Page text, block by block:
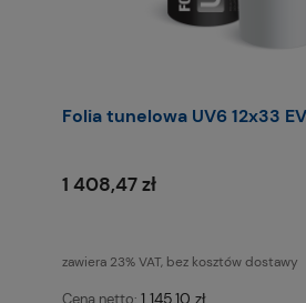
Folia tunelowa UV6 12x33
1 408,47 zł
zawiera 23% VAT, bez kosztów dostawy
Cena netto: 1 145,10 zł